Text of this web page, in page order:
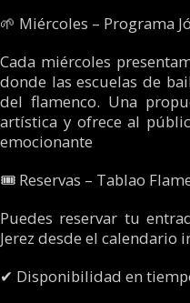
🌱 Miércoles – Programa
Cada miércoles
donde las escuelas de
del flamenco. Una
artística y ofrece al
emocionante
🎟 Reservas – Tablao
Puedes reservar tu
Jerez desde el calendario
✔ Disponibilidad en